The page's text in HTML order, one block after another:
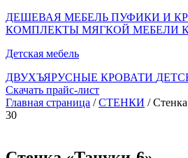
ДЕШЕВАЯ МЕБЕЛЬ ПУФИКИ И
КОМПЛЕКТЫ МЯГКОЙ МЕБЕЛИ
Детская мебель
ДВУХЪЯРУСНЫЕ КРОВАТИ
Скачать прайс-лист
Главная страница /СТЕНКИ /
30